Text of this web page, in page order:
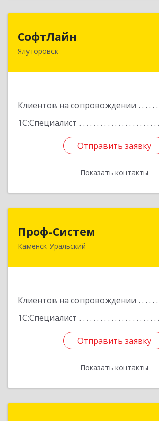
СофтЛайн
Ялуторовск
Клиентов на сопровождении
1С:Специалист
Отправить заявку
Показать контакты
627010, Тюменская обл,
Отправить заявку
Назад
Проф-Систем
Каменск-Уральский
Клиентов на сопровождении
1С:Специалист
Отправить заявку
Показать контакты
623406, Свердловская обл,
Отправить заявку
Назад